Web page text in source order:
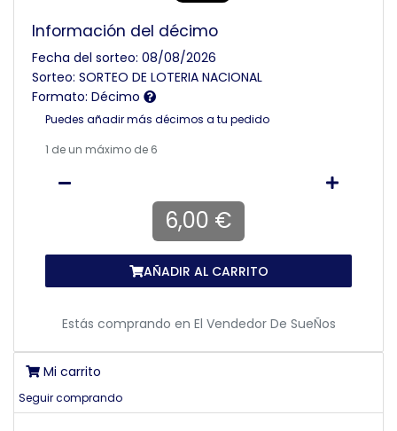
Información del décimo
Fecha del sorteo: 08/08/2026
Sorteo: SORTEO DE LOTERIA NACIONAL
Formato: Décimo
Puedes añadir más décimos a tu pedido
1 de un máximo de 6
6,00 €
AÑADIR AL CARRITO
Estás comprando en El Vendedor De SueÑos
Mi carrito
Seguir comprando